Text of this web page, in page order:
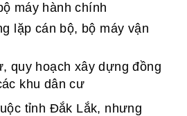
máy hành chính
lặp cán bộ, bộ máy vận
quy hoạch xây dựng đồng
khu dân cư
tỉnh Đắk Lắk, nhưng